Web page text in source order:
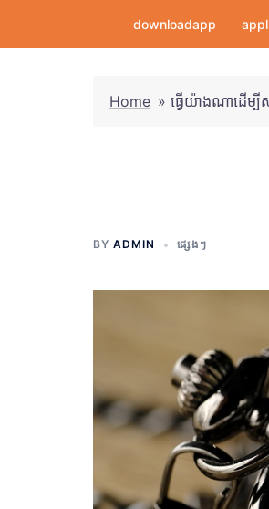
downloadapp
Home » ធ្វើយ៉ាងណាដើម្បី
BY ADMIN ផ្សេងៗ